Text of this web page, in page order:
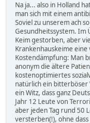
Na ja... also in Holland
man sich mit einem
Soviel zu unserem ach
Gesundheitssystem. Im
Keim gestorben, aber
Krankenhauskeime
Kostendämpfung: Man
anonym die ältere
kostenoptimiertes
natürlich ein bitterböser
ein Witz, dass ganz
Jahr 12 Leute von
aber jeden Tag rund 50
versterben(!), ohne